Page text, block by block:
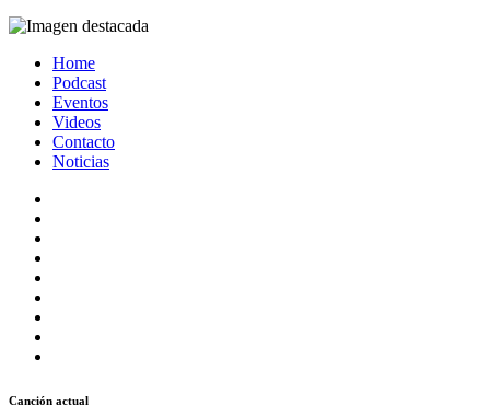
Home
Podcast
Eventos
Videos
Contacto
Noticias
Canción actual